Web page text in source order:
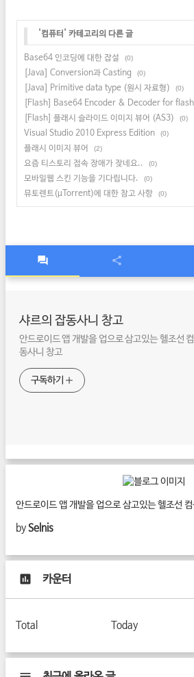
'컴퓨터 ' 카테고리의 다른 글
Base64 인코딩에 대한 잡설 (0)
[Java] Conversion과 Casting (0)
[Java] Primitive data type (원시 자료형) (0)
[Flash] Base64 Encoder & Decoder for flash
[Flash] 플래시 슬라이드 이미지 뷰어 (AS3) (0)
Visual Studio 2010 Express Edition (0)
플래시 이미지 뷰어 (2)
요즘 티스토리 접속 장애가 잦네요.. (0)
모바일웹 스킨 기능을 기다립니다. (0)
뮤토렌트(µTorrent)에 대한 참고 사항 (0)
샤르의 잡동사니 창고
안드로이드 앱 개발을 업으로 삼고있는 헬조선
동사니 창고
구독하기
안드로이드 앱 개발을 업으로 삼고있는 헬조선
bySelnis
카운터
Total Today